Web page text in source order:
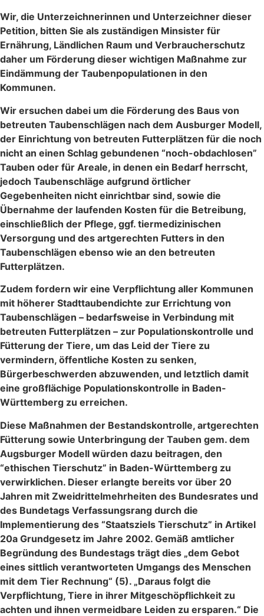
Wir, die Unterzeichnerinnen und Unterzeichner dieser
Petition, bitten Sie als zuständigen Minsister für
Ernährung, Ländlichen Raum und Verbraucherschutz
daher um Förderung dieser wichtigen Maßnahme zur
Eindämmung der Taubenpopulationen in den
Kommunen.
Wir ersuchen dabei um die Förderung des Baus von
betreuten Taubenschlägen nach dem Ausburger Modell,
der Einrichtung von betreuten Futterplätzen für die noch
nicht an einen Schlag gebundenen “noch-obdachlosen”
Tauben oder für Areale, in denen ein Bedarf herrscht,
jedoch Taubenschläge aufgrund örtlicher
Gegebenheiten nicht einrichtbar sind, sowie die
Übernahme der laufenden Kosten für die Betreibung,
einschließlich der Pflege, ggf. tiermedizinischen
Versorgung und des artgerechten Futters in den
Taubenschlägen ebenso wie an den betreuten
Futterplätzen.
Zudem fordern wir eine Verpflichtung aller Kommunen
mit höherer Stadttaubendichte zur Errichtung von
Taubenschlägen – bedarfsweise in Verbindung mit
betreuten Futterplätzen – zur Populationskontrolle und
Fütterung der Tiere, um das Leid der Tiere zu
vermindern, öffentliche Kosten zu senken,
Bürgerbeschwerden abzuwenden, und letztlich damit
eine großflächige Populationskontrolle in Baden-
Württemberg zu erreichen.
Diese Maßnahmen der Bestandskontrolle, artgerechten
Fütterung sowie Unterbringung der Tauben gem. dem
Augsburger Modell würden dazu beitragen, den
“ethischen Tierschutz” in Baden-Württemberg zu
verwirklichen. Dieser erlangte bereits vor über 20
Jahren mit Zweidrittelmehrheiten des Bundesrates und
des Bundetags Verfassungsrang durch die
Implementierung des “Staatsziels Tierschutz” in Artikel
20a Grundgesetz im Jahre 2002. Gemäß amtlicher
Begründung des Bundestags trägt dies „dem Gebot
eines sittlich verantworteten Umgangs des Menschen
mit dem Tier Rechnung“ (5). „Daraus folgt die
Verpflichtung, Tiere in ihrer Mitgeschöpflichkeit zu
achten und ihnen vermeidbare Leiden zu ersparen.“ Die